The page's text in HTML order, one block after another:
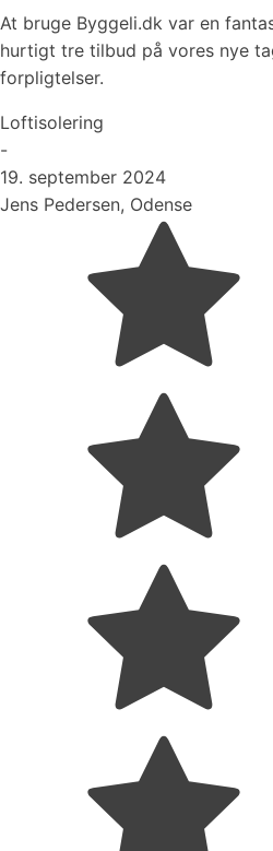
At bruge Byggeli.dk var en
hurtigt tre tilbud på vores nye
forpligtelser.
Loftisolering
-
19. september 2024
Jens Pedersen, Odense